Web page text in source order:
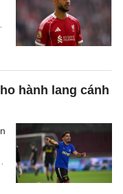
hành lang cánh